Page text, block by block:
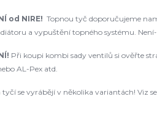
od NIRE! Topnou tyč doporučujeme
a vypuštění topného systému.
Při koupi kombi sady ventilů si ověřte
AL-Pex atd.
tyčí se vyrábějí v několika variantách! Viz